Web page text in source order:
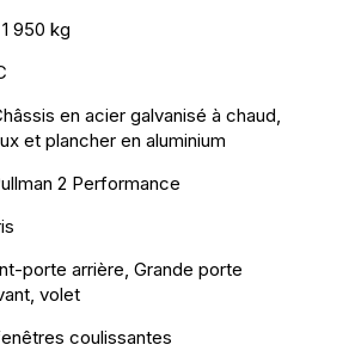
950 kg
en acier galvanisé à chaud,
et plancher en aluminium
2 Performance
porte arrière, Grande porte
volet
coulissantes